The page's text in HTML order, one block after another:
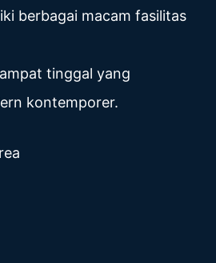
berbagai macam fasilitas
tinggal yang
kontemporer.